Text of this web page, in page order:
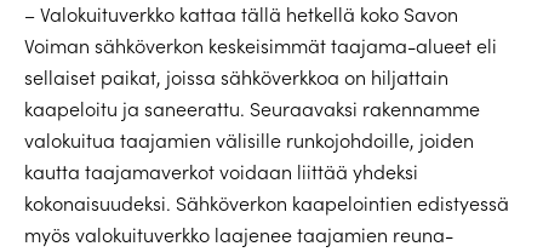
– Valokuituverkko kattaa tällä hetkellä koko Savon
Voiman sähköverkon keskeisimmät taajama-alueet eli
sellaiset paikat, joissa sähköverkkoa on hiljattain
kaapeloitu ja saneerattu. Seuraavaksi rakennamme
valokuitua taajamien välisille runkojohdoille, joiden
kautta taajamaverkot voidaan liittää yhdeksi
kokonaisuudeksi. Sähköverkon kaapelointien edistyessä
myös valokuituverkko laajenee taajamien reuna-